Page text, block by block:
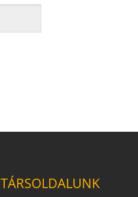
TÁRSOLDALUNK